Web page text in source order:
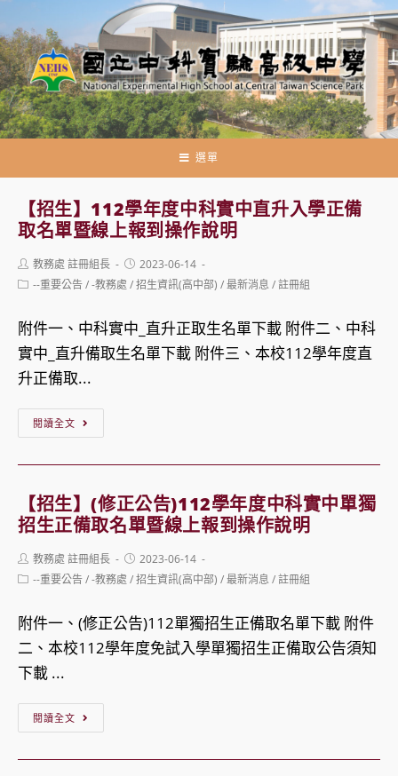
轉
至
主
要
內
選單
【招生】112學年度中科實中直升入學正備
取名單暨線上報到操作說明
Post
author:
教務處 註冊組長
Post
published:
2023-06-14
Post--重要公告/-教務處 /招生資訊(高中部) /最新消息 /註冊組
附件一、中科實中_直升正取生名單下載 附件二、中科
實中_直升備取生名單下載 附件三、本校112學年度直
升正備取...
閱讀全文
112
學
年
中
實
中
【招生】(修正公告)112學年度中科實中單獨
招生正備取名單暨線上報到操作說明
Post
author:
教務處 註冊組長
Post
published:
2023-06-14
Post--重要公告/-教務處 /招生資訊(高中部) /最新消息 /註冊組
附件一、(修正公告)112單獨招生正備取名單下載 附件
二、本校112學年度免試入學單獨招生正備取公告須知
下載 ...
閱讀全文
(修